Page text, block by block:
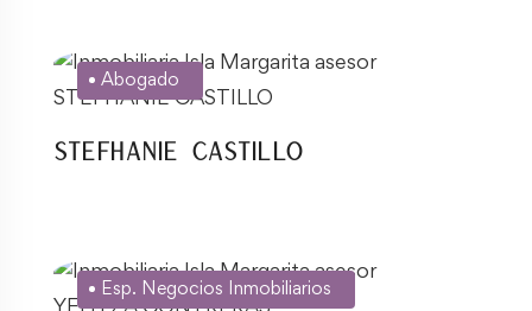
Abogado
Stefhanie Castillo
Esp. Negocios Inmobiliarios